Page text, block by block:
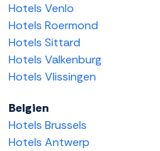
Hotels Venlo
Hotels Roermond
Hotels Sittard
Hotels Valkenburg
Hotels Vlissingen
Belgien
Hotels Brussels
Hotels Antwerp